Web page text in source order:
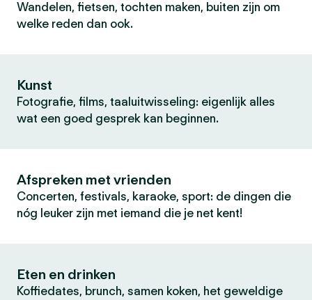
Wandelen, fietsen, tochten maken, buiten zijn om
welke reden dan ook.
Kunst
Fotografie, films, taaluitwisseling: eigenlijk alles
wat een goed gesprek kan beginnen.
Afspreken met vrienden
Concerten, festivals, karaoke, sport: de dingen die
nóg leuker zijn met iemand die je net kent!
Eten en drinken
Koffiedates, brunch, samen koken, het geweldige